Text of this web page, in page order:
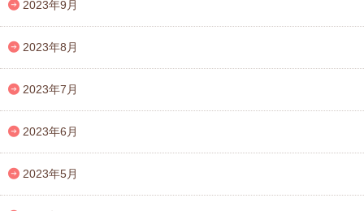
2023年9月
2023年8月
2023年7月
2023年6月
2023年5月